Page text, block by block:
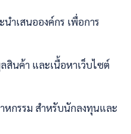
ำเสนอองค์กร เพื่อการ
สินค้า และเนื้อหาเว็บไซต์
หกรรม สำหรับนักลงทุนและ